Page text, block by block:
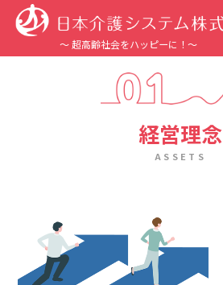
～ 超高齢社会をハッピーに！～
サステナビリティ
採用情報
経営理念
ASSETS